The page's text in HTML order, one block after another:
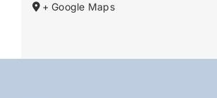
+ Google Maps